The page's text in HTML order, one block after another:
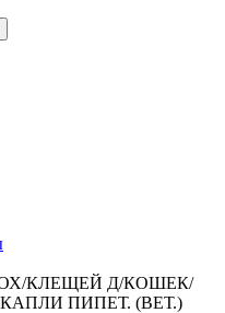
КЛЕЩЕЙ Д/КОШЕК/
ПИПЕТ. (ВЕТ.)